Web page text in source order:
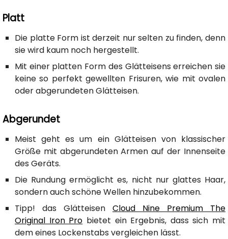
Platt
Die platte Form ist derzeit nur selten zu finden, denn
sie wird kaum noch hergestellt.
Mit einer platten Form des Glätteisens erreichen sie
keine so perfekt gewellten Frisuren, wie mit ovalen
oder abgerundeten Glätteisen.
Abgerundet
Meist geht es um ein Glätteisen von klassischer
Größe mit abgerundeten Armen auf der Innenseite
des Geräts.
Die Rundung ermöglicht es, nicht nur glattes Haar,
sondern auch schöne Wellen hinzubekommen.
Tipp! das Glätteisen Cloud Nine Premium The
Original Iron Pro bietet ein Ergebnis, dass sich mit
dem eines Lockenstabs vergleichen lässt.